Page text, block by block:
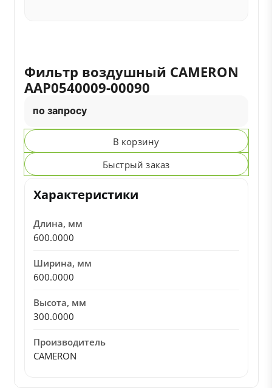
Фильтр воздушный CAMERON
AAP0540009-00090
по запросу
В корзину
Быстрый заказ
Характеристики
Длина, мм
600.0000
Ширина, мм
600.0000
Высота, мм
300.0000
Производитель
CAMERON